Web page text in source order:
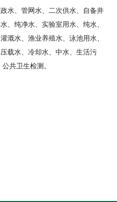
水、管网水、二次供水、自备井
、纯净水、实验室用水、纯水、
溉水、渔业养殖水、泳池用水、
载水、冷却水、中水、生活污
共卫生检测。